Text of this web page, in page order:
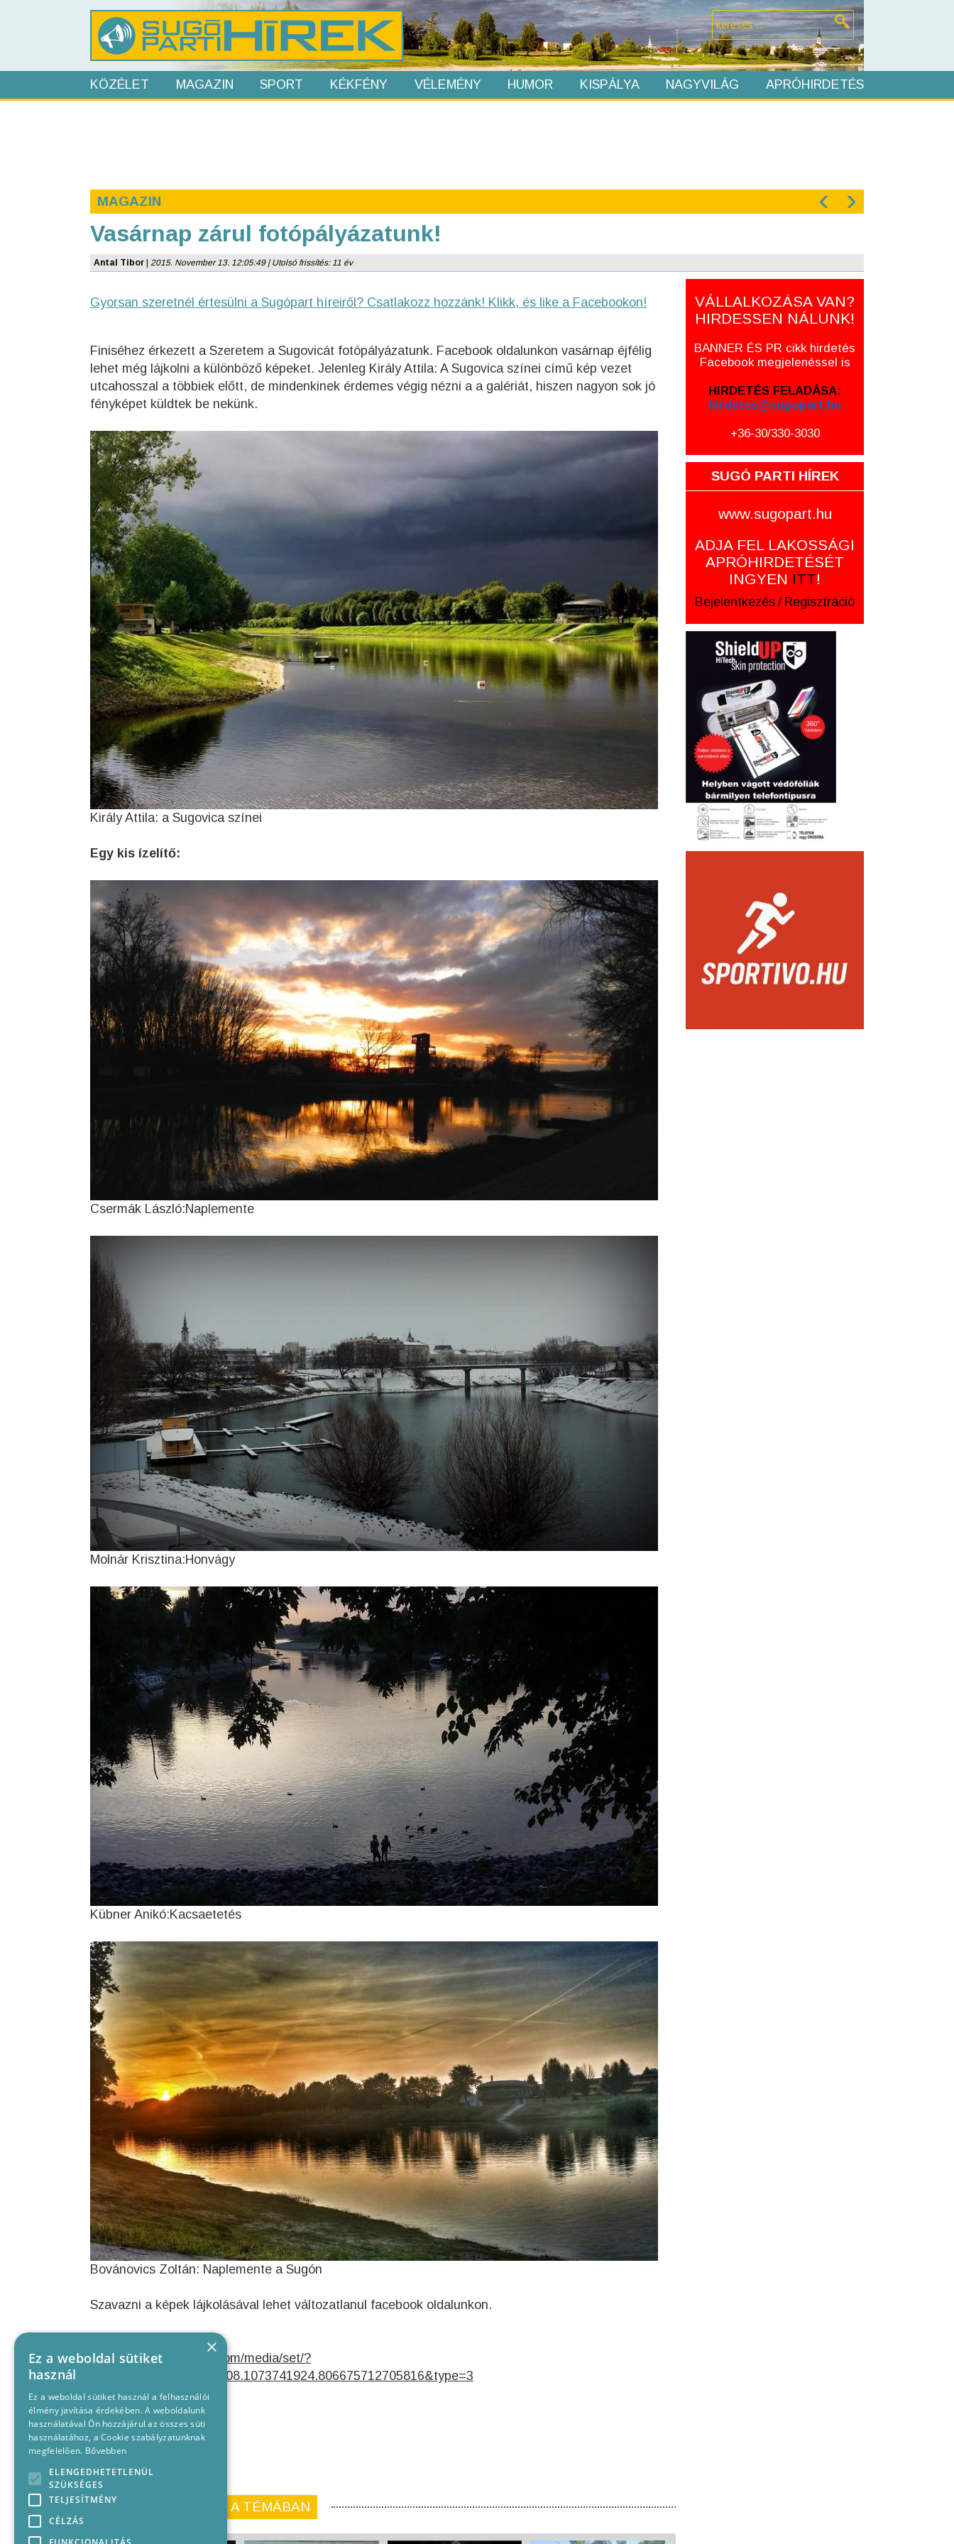
KÖZÉLET MAGAZIN SPORT KÉKFÉNY VÉLEMÉNY HUMOR KISPÁLYA NAGYVILÁG APRÓHIRDETÉS
MAGAZIN ‹ ›
Vasárnap zárul fotópályázatunk!
Antal Tibor 2015. November 13. 12:05:49 | Utolsó frissítés: 11 év
Gyorsan szeretnél értesülni a Sugópart híreiről? Csatlakozz hozzánk! Klikk, és like a Facebookon!
Finiséhez érkezett a Szeretem a Sugovicát fotópályázatunk. Facebook oldalunkon vasárnap éjfélig
lehet még lájkolni a különböző képeket. Jelenleg Király Attila: A Sugovica színei című kép vezet
utcahosszal a többiek előtt, de mindenkinek érdemes végig nézni a a galériát, hiszen nagyon sok jó
fényképet küldtek be nekünk.
Király Attila: a Sugovica színei
Egy kis ízelítő:
Csermák László:Naplemente
Molnár Krisztina:Honvágy
Kübner Anikó:Kacsaetetés
Bovánovics Zoltán: Naplemente a Sugón
Szavazni a képek lájkolásával lehet változatlanul facebook oldalunkon.
Facebook galériánk:
https://www.facebook.com/media/set/?
set=a.1064527766920608.1073741924.806675712705816&type=3
KORÁBBI CIKKEINK A TÉMÁBAN
VÁLLALKOZÁSA VAN?
HIRDESSEN NÁLUNK!
BANNER ÉS PR cikk hirdetés
Facebook megjelenéssel is
HIRDETÉS FELADÁSA:
hirdetes@sugopart.hu
+36-30/330-3030
SUGÓ PARTI HÍREK
www.sugopart.hu
ADJA FEL LAKOSSÁGI
APRÓHIRDETÉSÉT
INGYEN ITT!
Bejelentkezés / Regisztráció
×
Ez a weboldal sütiket
használ
Ez a weboldal sütiket használ a felhasználói
élmény javítása érdekében. A weboldalunk
használatával Ön hozzájárul az összes süti
használatához, a Cookie szabályzatunknak
megfelelően. Bővebben
ELENGEDHETETLENÜL
SZÜKSÉGES
TELJESÍTMÉNY
CÉLZÁS